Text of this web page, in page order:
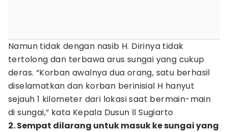
Namun tidak dengan nasib H. Dirinya tidak
tertolong dan terbawa arus sungai yang cukup
deras. “Korban awalnya dua orang, satu berhasil
diselamatkan dan korban berinisial H hanyut
sejauh 1 kilometer dari lokasi saat bermain-main
di sungai,” kata Kepala Dusun ll Sugiarto
2. Sempat dilarang untuk masuk ke sungai yang